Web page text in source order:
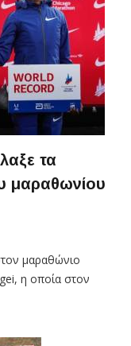
τα
μαραθωνίου
μαραθώνιο
η οποία στον